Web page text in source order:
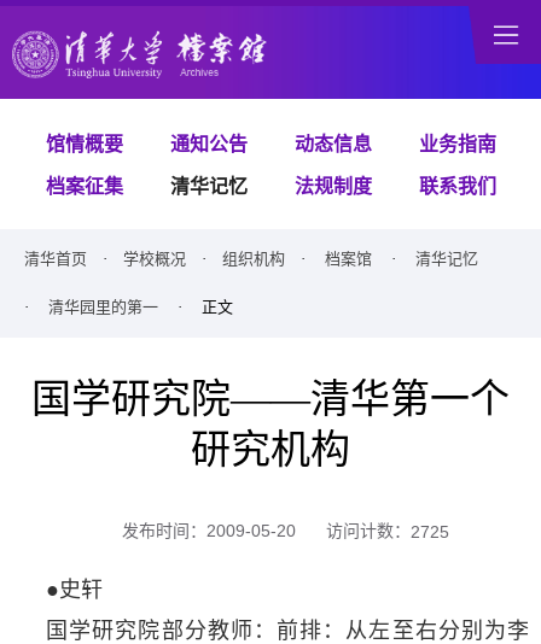
馆情概要 通知公告 动态信息 业务指南
档案征集 清华记忆 法规制度 联系我们
清华首页 · 学校概况 · 组织机构 · 档案馆 · 清华记忆
· 清华园里的第一 · 正文
国学研究院——清华第一个
研究机构
发布时间：2009-05-20 访问计数： 2725
●史轩
国学研究院部分教师：前排：从左至右分别为李